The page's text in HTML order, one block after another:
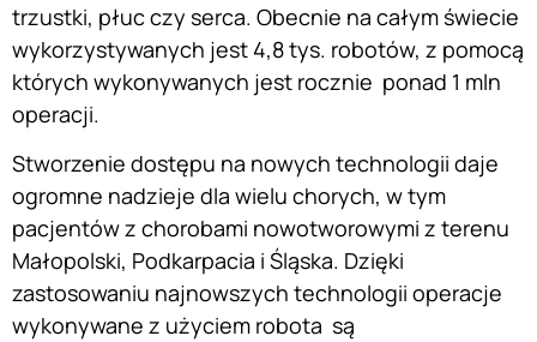
trzustki, płuc czy serca. Obecnie na całym świecie
wykorzystywanych jest 4,8 tys. robotów, z pomocą
których wykonywanych jest rocznie ponad 1 mln
operacji.
Stworzenie dostępu na nowych technologii daje
ogromne nadzieje dla wielu chorych, w tym
pacjentów z chorobami nowotworowymi z terenu
Małopolski, Podkarpacia i Śląska. Dzięki
zastosowaniu najnowszych technologii operacje
wykonywane z użyciem robota są